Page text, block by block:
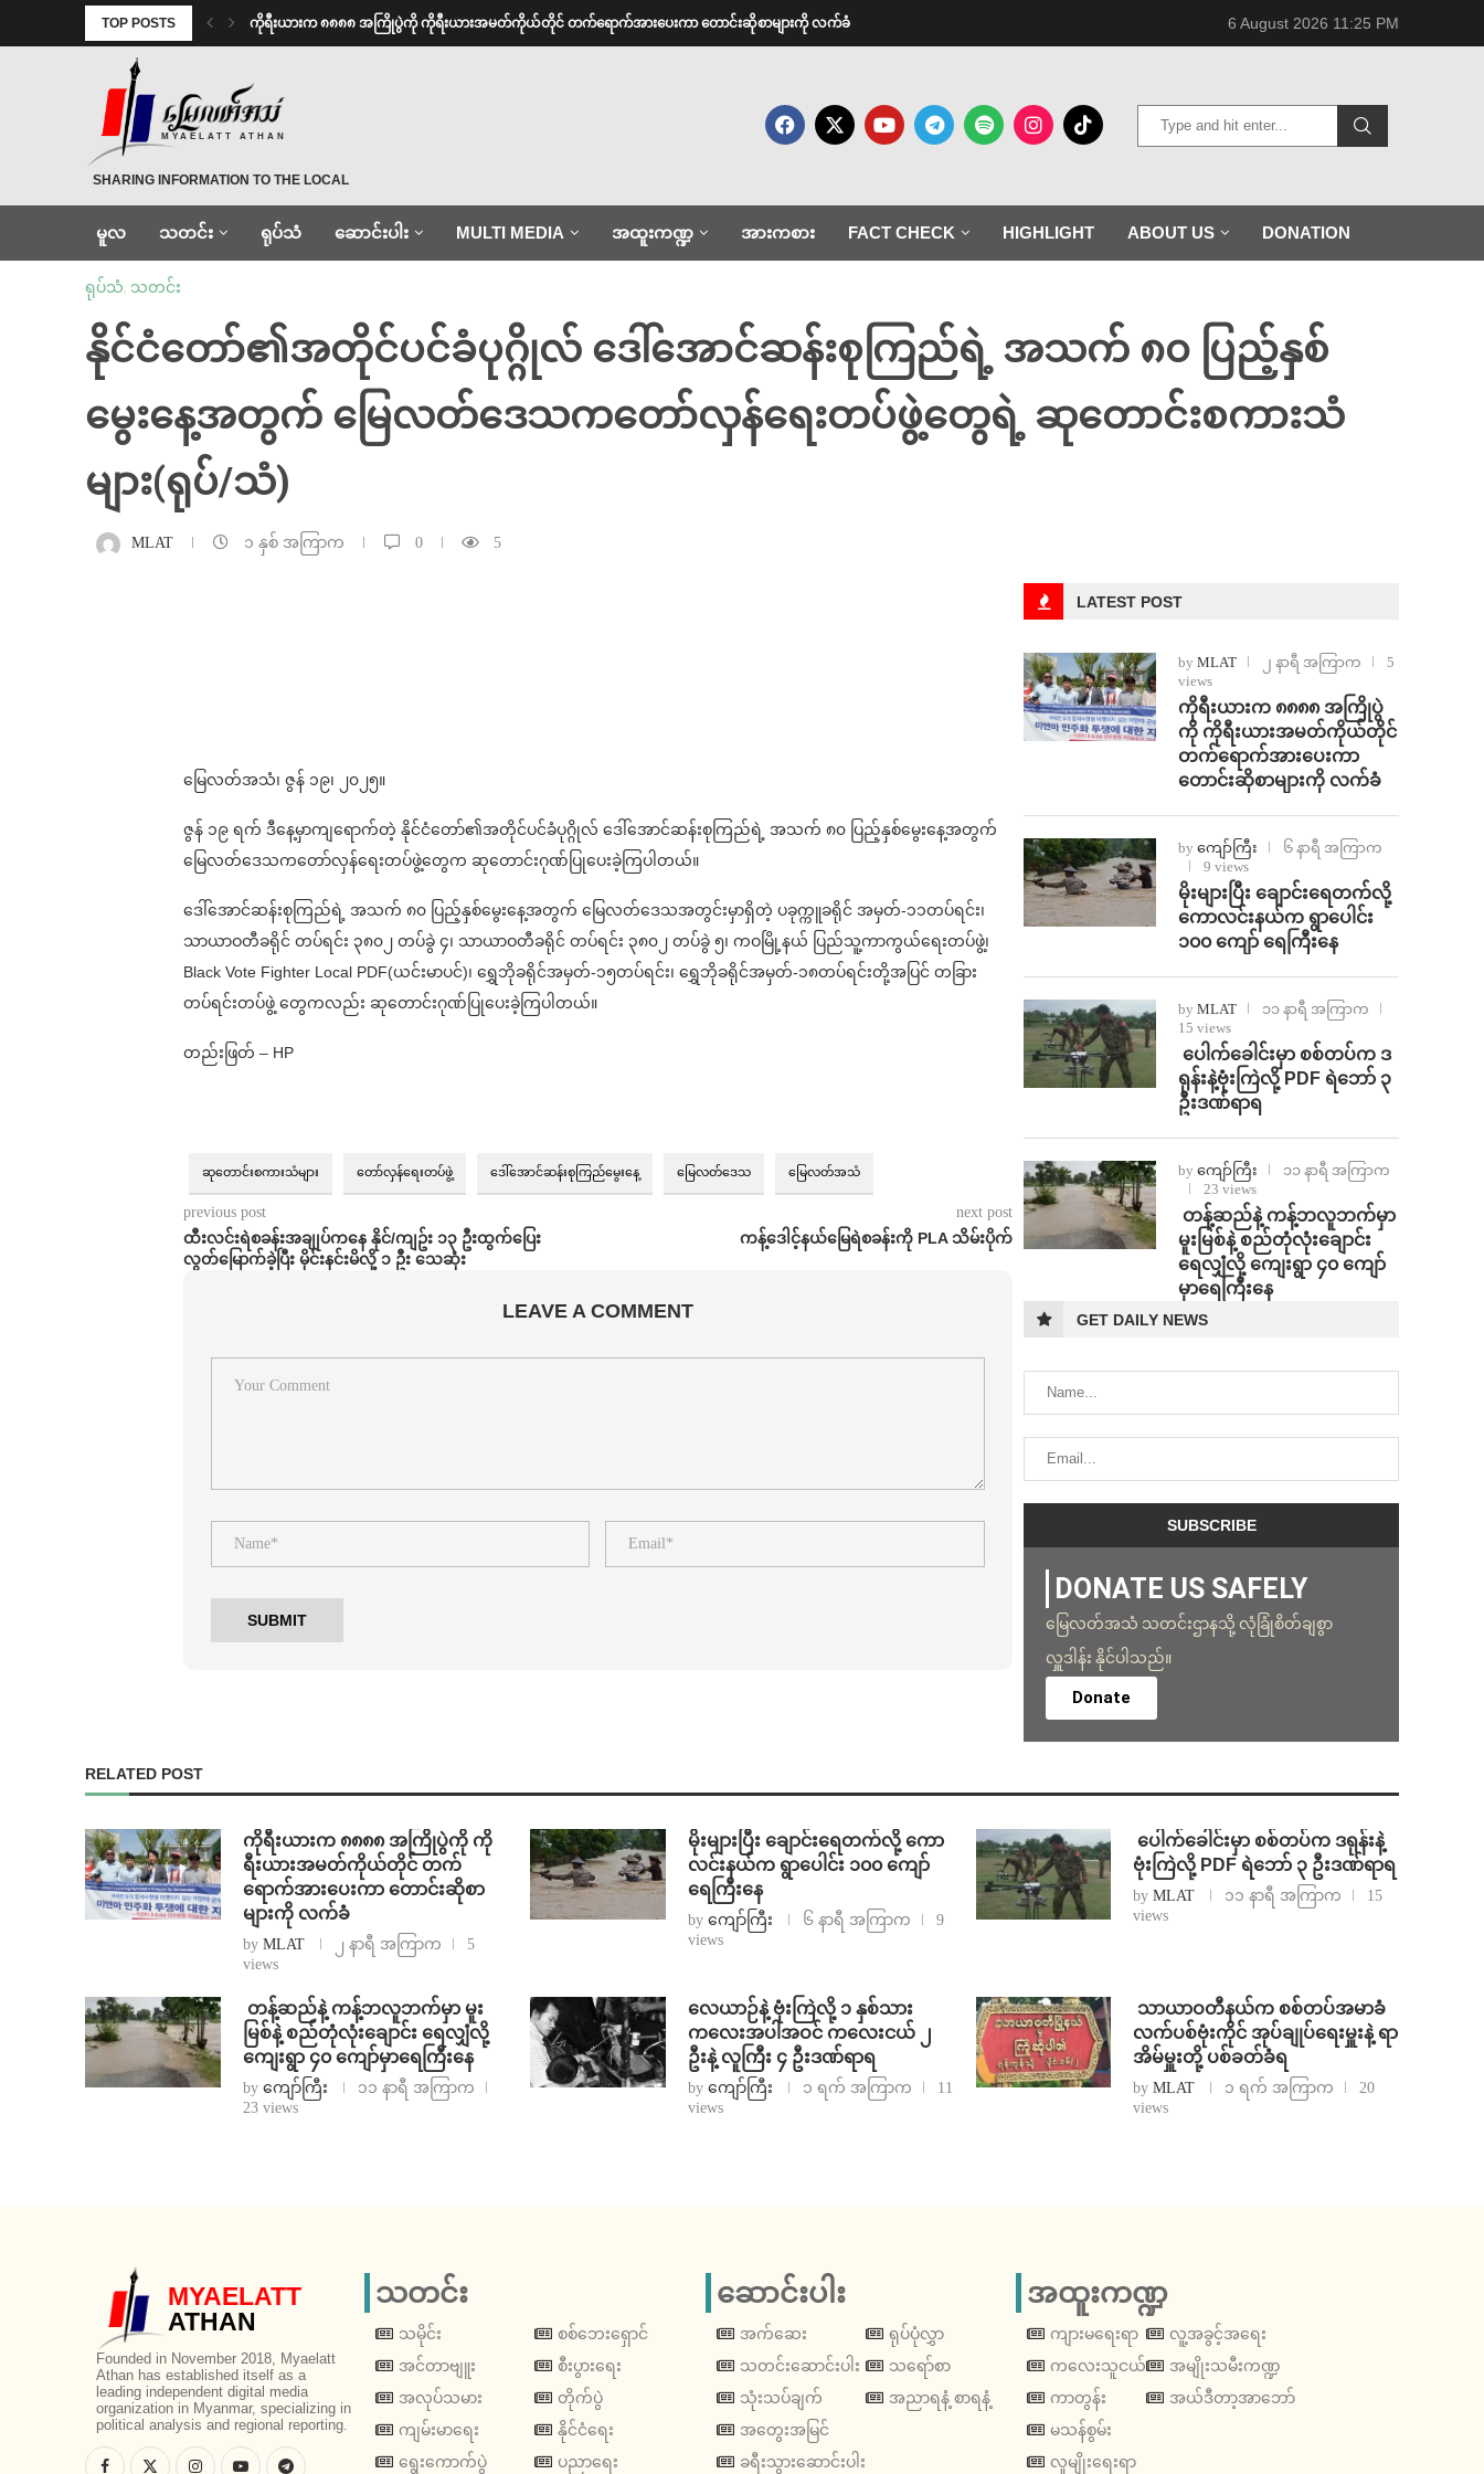
TOP POSTS ကိုရီးယားက ၈၈၈၈ အကြိုပွဲကို ကိုရီးယားအမတ်ကိုယ်တိုင် တက်ရောက်အားပေးကာ တောင်းဆိုစာများကို လက်ခံ 6 August 2026 11:25 PM
MYAELATT ATHAN
SHARING INFORMATION TO THE LOCAL
မူလ သတင်း ရုပ်သံ ဆောင်းပါး MULTI MEDIA အထူးကဏ္ဍ အားကစား FACT CHECK HIGHLIGHT ABOUT US DONATION
ရုပ်သံ, သတင်း
နိုင်ငံတော်၏အတိုင်ပင်ခံပုဂ္ဂိုလ် ဒေါ်အောင်ဆန်းစုကြည်ရဲ့ အသက် ၈၀ ပြည့်နှစ်
မွေးနေ့အတွက် မြေလတ်ဒေသကတော်လှန်ရေးတပ်ဖွဲ့တွေရဲ့ ဆုတောင်းစကားသံ
များ(ရုပ်/သံ)
MLAT ၁ နှစ် အကြာက 0 5
မြေလတ်အသံ၊ ဇွန် ၁၉၊ ၂၀၂၅။
ဇွန် ၁၉ ရက် ဒီနေ့မှာကျရောက်တဲ့ နိုင်ငံတော်၏အတိုင်ပင်ခံပုဂ္ဂိုလ် ဒေါ်အောင်ဆန်းစုကြည်ရဲ့ အသက် ၈၀ ပြည့်နှစ်မွေးနေ့အတွက်
မြေလတ်ဒေသကတော်လှန်ရေးတပ်ဖွဲ့တွေက ဆုတောင်းဂုဏ်ပြုပေးခဲ့ကြပါတယ်။
ဒေါ်အောင်ဆန်းစုကြည်ရဲ့ အသက် ၈၀ ပြည့်နှစ်မွေးနေ့အတွက် မြေလတ်ဒေသအတွင်းမှာရှိတဲ့ ပခုက္ကူခရိုင် အမှတ်-၁၁တပ်ရင်း၊
သာယာဝတီခရိုင် တပ်ရင်း ၃၈၀၂ တပ်ခွဲ ၄၊ သာယာဝတီခရိုင် တပ်ရင်း ၃၈၀၂ တပ်ခွဲ ၅၊ ကဝမြို့နယ် ပြည်သူ့ကာကွယ်ရေးတပ်ဖွဲ့၊
Black Vote Fighter Local PDF(ယင်းမာပင်)၊ ရွှေဘိုခရိုင်အမှတ်-၁၅တပ်ရင်း၊ ရွှေဘိုခရိုင်အမှတ်-၁၈တပ်ရင်းတို့အပြင် တခြား
တပ်ရင်းတပ်ဖွဲ့ တွေကလည်း ဆုတောင်းဂုဏ်ပြုပေးခဲ့ကြပါတယ်။
တည်းဖြတ် – HP⁩
ဆုတောင်းစကားသံများ တော်လှန်ရေးတပ်ဖွဲ့ ဒေါ်အောင်ဆန်းစုကြည်မွေးနေ့ မြေလတ်ဒေသ မြေလတ်အသံ
previous post
ထီးလင်းရဲစခန်းအချုပ်ကနေ နိုင်/ကျဥ်း ၁၃ ဦးထွက်ပြေး
လွတ်မြောက်ခဲ့ပြီး မိုင်းနင်းမိလို့ ၁ ဦး သေဆုံး
next post
ကန့်ဒေါင့်နယ်မြေရဲစခန်းကို PLA သိမ်းပိုက်
LEAVE A COMMENT
LATEST POST
by MLAT ၂ နာရီ အကြာက
5
views
ကိုရီးယားက ၈၈၈၈ အကြိုပွဲ
ကို ကိုရီးယားအမတ်ကိုယ်တိုင်
တက်ရောက်အားပေးကာ
တောင်းဆိုစာများကို လက်ခံ
by ကျော်ကြီး
၆ နာရီ အကြာက
9 views
⁨မိုးများပြီး ချောင်းရေတက်လို့
ကောလင်းနယ်က ရွာပေါင်း
၁၀၀ ကျော် ရေကြီးနေ
by MLAT
၁၁ နာရီ အကြာက
15 views
⁩ ⁨ပေါက်ခေါင်းမှာ စစ်တပ်က ဒ
ရုန်းနဲ့ဗုံးကြဲလို့ PDF ရဲဘော် ၃
ဦးဒဏ်ရာရ
by ကျော်ကြီး
၁၁ နာရီ အကြာက
23 views
⁩ ⁨တန့်ဆည်နဲ့ ကန့်ဘလူဘက်မှာ
မူးမြစ်နဲ့ စည်တုံလုံးချောင်း
ရေလျှံလို့ ကျေးရွာ ၄၀ ကျော်
မှာရေကြီးနေ
GET DAILY NEWS
DONATE US SAFELY
မြေလတ်အသံ သတင်းဌာနသို့ လုံခြုံစိတ်ချစွာ
လှူဒါန်း နိုင်ပါသည်။
Donate
RELATED POST
ကိုရီးယားက ၈၈၈၈ အကြိုပွဲကို ကို
ရီးယားအမတ်ကိုယ်တိုင် တက်
ရောက်အားပေးကာ တောင်းဆိုစာ
များကို လက်ခံ
by MLAT ၂ နာရီ အကြာက
5
views
⁨မိုးများပြီး ချောင်းရေတက်လို့ ကော
လင်းနယ်က ရွာပေါင်း ၁၀၀ ကျော်
ရေကြီးနေ
by ကျော်ကြီး ၆ နာရီ အကြာက
9
views
⁩ ⁨ပေါက်ခေါင်းမှာ စစ်တပ်က ဒရုန်းနဲ့
ဗုံးကြဲလို့ PDF ရဲဘော် ၃ ဦးဒဏ်ရာရ
byMLAT ၁၁ နာရီ အကြာက
15
views
⁩ ⁨တန့်ဆည်နဲ့ ကန့်ဘလူဘက်မှာ မူး
မြစ်နဲ့ စည်တုံလုံးချောင်း ရေလျှံလို့
ကျေးရွာ ၄၀ ကျော်မှာရေကြီးနေ
by ကျော်ကြီး
၁၁ နာရီ အကြာက
23 views
⁨လေယာဉ်နဲ့ ဗုံးကြဲလို့ ၁ နှစ်သား
ကလေးအပါအဝင် ကလေးငယ် ၂
ဦးနဲ့ လူကြီး ၄ ဦးဒဏ်ရာရ
by ကျော်ကြီး ၁ ရက် အကြာက
11
views
⁩ ⁨သာယာဝတီနယ်က စစ်တပ်အမာခံ
လက်ပစ်ဗုံးကိုင် အုပ်ချုပ်ရေးမှူးနဲ့ ရာ
အိမ်မှူးတို့ ပစ်ခတ်ခံရ
byMLAT ၁ ရက် အကြာက
20
views
MYAELATT
ATHAN
Founded in November 2018, Myaelatt
Athan has established itself as a
leading independent digital media
organization in Myanmar, specializing in
political analysis and regional reporting.
သတင်း
သမိုင်း
အင်တာဗျူး
အလုပ်သမား
ကျမ်းမာရေး
ရွေးကောက်ပွဲ
စစ်ဘေးရှောင်
စီးပွားရေး
တိုက်ပွဲ
နိုင်ငံရေး
ပညာရေး
ဆောင်းပါး
အက်ဆေး
သတင်းဆောင်းပါး
သုံးသပ်ချက်
အတွေးအမြင်
ခရီးသွားဆောင်းပါး
ရုပ်ပုံလွှာ
သရော်စာ
အညာရနံ့ စာရနံ့
အထူးကဏ္ဍ
ကျားမရေးရာ
ကလေးသူငယ်
ကာတွန်း
မသန်စွမ်း
လူမျိုးရေးရာ
လူ့အခွင့်အရေး
အမျိုးသမီးကဏ္ဍ
အယ်ဒီတာ့အာဘော်